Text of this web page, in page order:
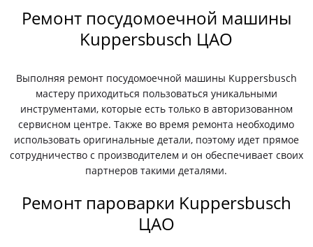
Ремонт посудомоечной машины
Kuppersbusch ЦАО
Выполняя ремонт посудомоечной машины Kuppersbusch
мастеру приходиться пользоваться уникальными
инструментами, которые есть только в авторизованном
сервисном центре. Также во время ремонта необходимо
использовать оригинальные детали, поэтому идет прямое
сотрудничество с производителем и он обеспечивает своих
партнеров такими деталями.
Ремонт пароварки Kuppersbusch
ЦАО